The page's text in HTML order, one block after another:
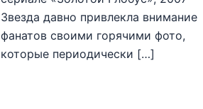
Звезда давно привлекла внимание
фанатов своими горячими фото,
которые периодически […]